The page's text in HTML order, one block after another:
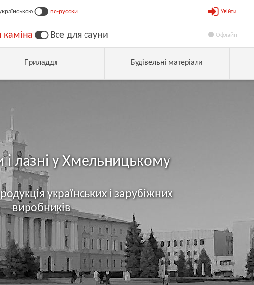
по-русски
каміна Все для сауни
Увійти
Офлайн
Приладдя Будівельні матеріали
і лазні у Хмельницькому
українських і зарубіжних
виробників